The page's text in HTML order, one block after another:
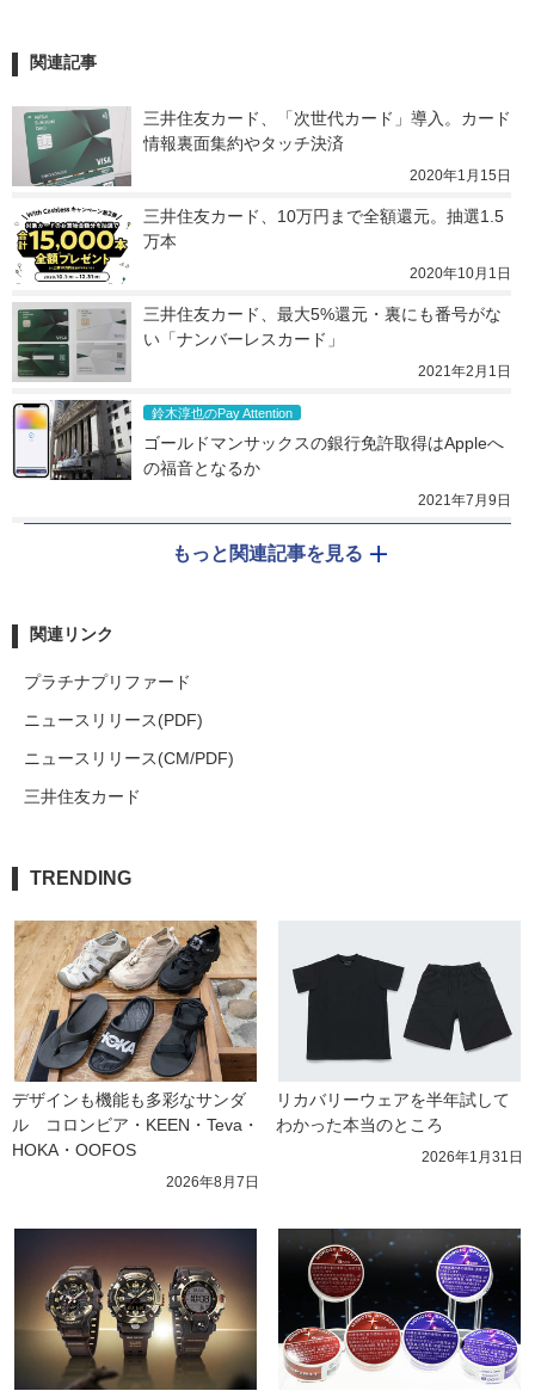
関連記事
三井住友カード、「次世代カード」導入。カード
情報裏面集約やタッチ決済
2020年1月15日
三井住友カード、10万円まで全額還元。抽選1.5
万本
2020年10月1日
三井住友カード、最大5%還元・裏にも番号がな
い「ナンバーレスカード」
2021年2月1日
鈴木淳也のPay Attention
ゴールドマンサックスの銀行免許取得はAppleへ
の福音となるか
2021年7月9日
もっと関連記事を見る
関連リンク
プラチナプリファード
ニュースリリース(PDF)
ニュースリリース(CM/PDF)
三井住友カード
TRENDING
デザインも機能も多彩なサンダ
ル　コロンビア・KEEN・Teva・
HOKA・OOFOS
2026年8月7日
リカバリーウェアを半年試して
わかった本当のところ
2026年1月31日